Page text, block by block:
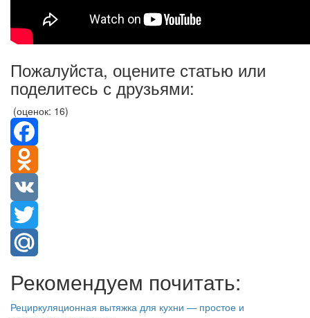
Пожалуйста, оцените статью или
поделитесь с друзьями:
(оценок: 16)
Facebook
Odnoklassniki
VK
Twitter
Рекомендуем почитать:
Рециркуляционная вытяжка для кухни — простое и